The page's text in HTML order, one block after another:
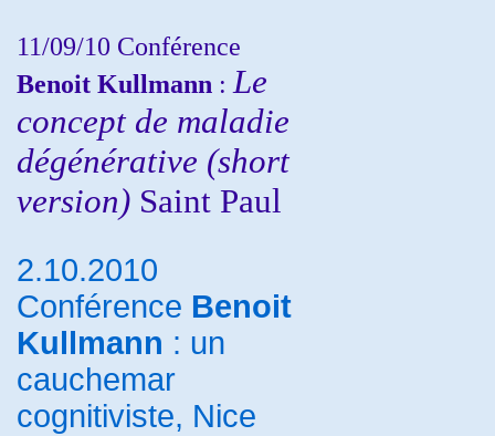
11/09/10 Conférence
Benoit Kullmann : Le
concept de maladie
dégénérative (short
version) Saint Paul
2.10.2010
Conférence Benoit
Kullmann : un
cauchemar
cognitiviste, Nice